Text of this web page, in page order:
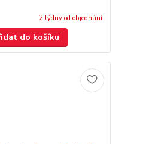
2 týdny od objednání
do košíku